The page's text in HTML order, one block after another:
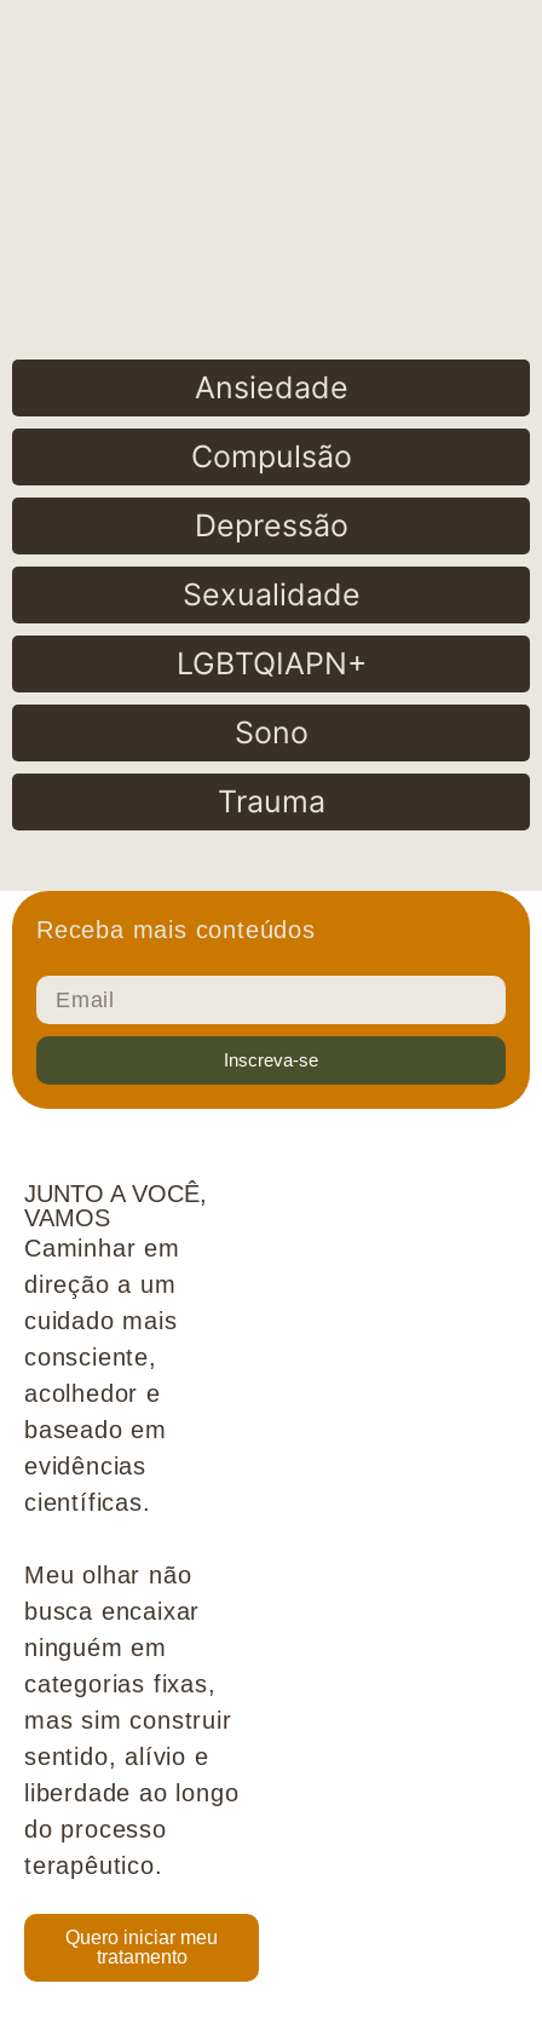
Ansiedade
Compulsão
Depressão
Sexualidade
LGBTQIAPN+
Sono
Trauma
Receba mais conteúdos
Inscreva-se
JUNTO A VOCÊ,
VAMOS
Caminhar em
direção a um
cuidado mais
consciente,
acolhedor e
baseado em
evidências
científicas.
Meu olhar não
busca encaixar
ninguém em
categorias fixas,
mas sim construir
sentido, alívio e
liberdade ao longo
do processo
terapêutico.
Quero iniciar meu
tratamento